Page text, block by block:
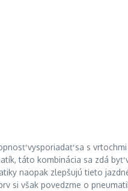
vysporiadať sa s vrtochmi
táto kombinácia sa zdá byť
naopak zlepšujú tieto
si však povedzme o